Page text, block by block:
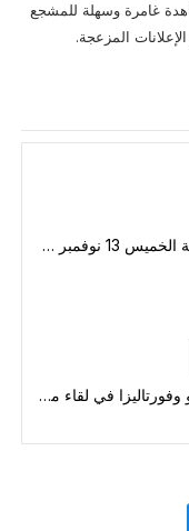
غامرة وسهلة للمشجع
المزعجة.
جدول مباريات تصفيات كأس العالم الأوروبية الخميس 13 نوفمبر 2025
صراع العمالقة البرازيلية : بث مباشر مينيرو وفورتاليزا في لقاء مؤجل